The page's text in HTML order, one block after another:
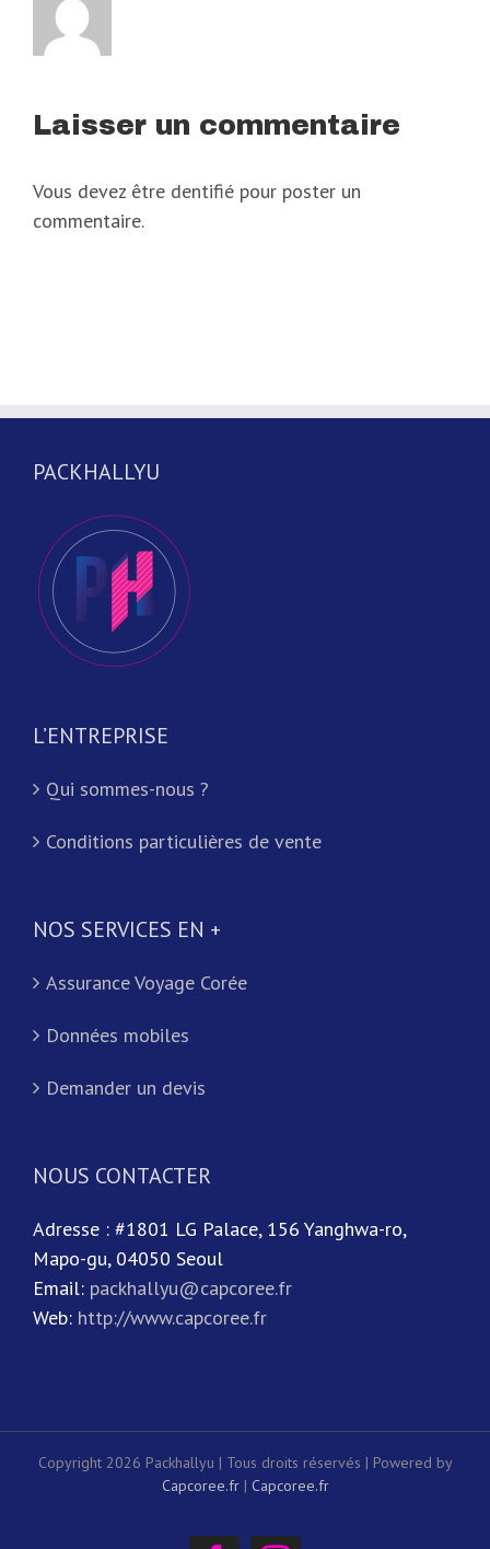
Laisser un commentaire
Vous devez être dentifié pour poster un
commentaire.
PACKHALLYU
L’ENTREPRISE
Qui sommes-nous ?
Conditions particulières de vente
NOS SERVICES EN +
Assurance Voyage Corée
Données mobiles
Demander un devis
NOUS CONTACTER
Adresse : #1801 LG Palace, 156 Yanghwa-ro,
Mapo-gu, 04050 Seoul
Email: packhallyu@capcoree.fr
Web: http://www.capcoree.fr
Copyright 2026 Packhallyu | Tous droits réservés | Powered by
Capcoree.fr| Capcoree.fr